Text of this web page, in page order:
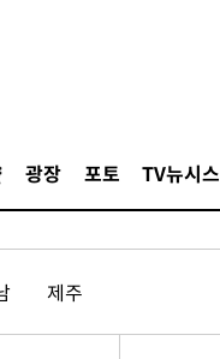
광장 포토 TV뉴시스
제주